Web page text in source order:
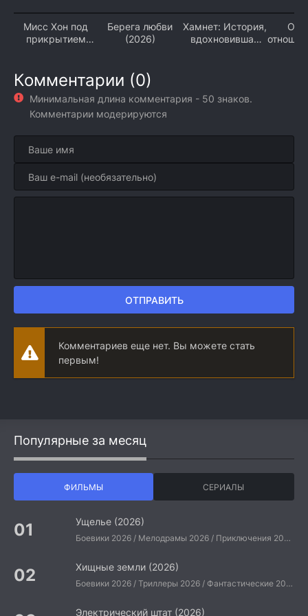
Мисс Хон под
прикрытием
Берега любви
(2026)
Хамнет: История,
вдохновившая
Комментарии (0)
Минимальная длина комментария - 50 знаков.
Комментарии модерируются
ОТПРАВИТЬ
Комментариев еще нет. Вы можете стать
первым!
Популярные за месяц
ФИЛЬМЫ СЕРИАЛЫ
Ущелье (2026)
Боевики 2026 / Мелодрамы 2026 / Приключения 2026 / Ужасы 2026 / Фантастические 2026 / Зарубежные фильмы 2026 / Американские фильмы / Фильмы 2026
Хищные земли (2026)
Боевики 2026 / Триллеры 2026 / Фантастические 2026 / Зарубежные фильмы 2026 / Американские фильмы / Фильмы 2026
Электрический штат (2026)